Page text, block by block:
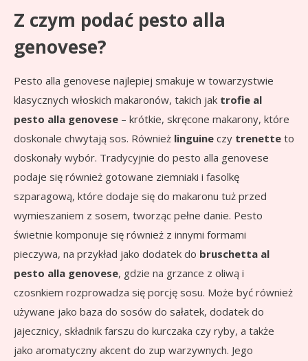
Z czym podać pesto alla
genovese?
Pesto alla genovese najlepiej smakuje w towarzystwie
klasycznych włoskich makaronów, takich jak trofie al
pesto alla genovese – krótkie, skręcone makarony, które
doskonale chwytają sos. Również linguine czy trenette to
doskonały wybór. Tradycyjnie do pesto alla genovese
podaje się również gotowane ziemniaki i fasolkę
szparagową, które dodaje się do makaronu tuż przed
wymieszaniem z sosem, tworząc pełne danie. Pesto
świetnie komponuje się również z innymi formami
pieczywa, na przykład jako dodatek do bruschetta al
pesto alla genovese, gdzie na grzance z oliwą i
czosnkiem rozprowadza się porcję sosu. Może być również
używane jako baza do sosów do sałatek, dodatek do
jajecznicy, składnik farszu do kurczaka czy ryby, a także
jako aromatyczny akcent do zup warzywnych. Jego